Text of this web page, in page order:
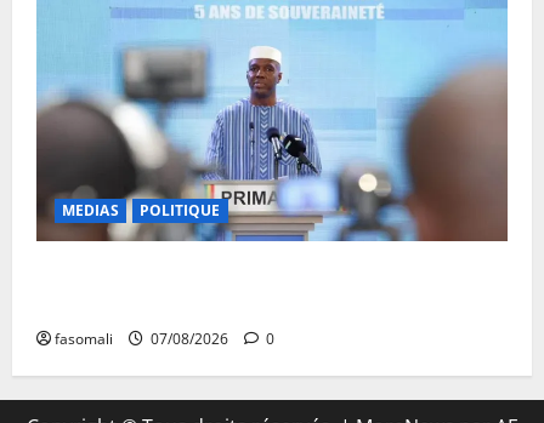
MEDIAS POLITIQUE
fasomali 07/08/2026 0